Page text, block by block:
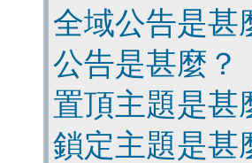
全域公告是甚
公告是甚麼？
置頂主題是甚
鎖定主題是甚